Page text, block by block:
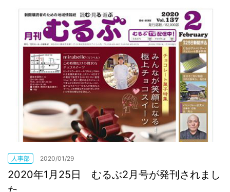
人事部 2020/01/29
2020年1月25日 むるぶ2月号が発刊されまし